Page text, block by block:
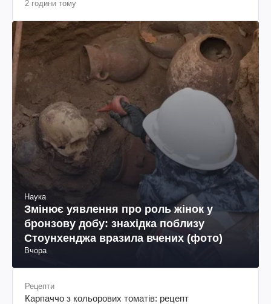
2 години тому
Наука
Змінює уявлення про роль жінок у
бронзову добу: знахідка поблизу
Стоунхенджа вразила вчених (фото)
Вчора
Рецепти
Карпаччо з кольорових томатів: рецепт